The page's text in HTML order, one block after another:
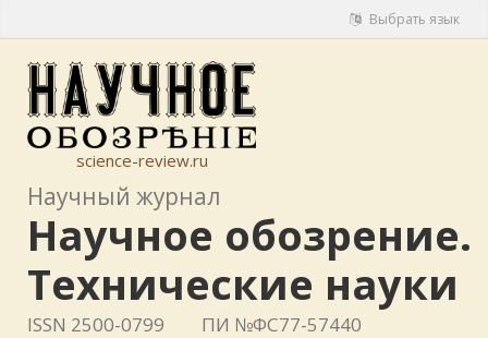
Выбрать язык
science-review.ru
Научный журнал
Научное обозрение.
Технические науки
ISSN 2500-0799 ПИ №ФС77-57440